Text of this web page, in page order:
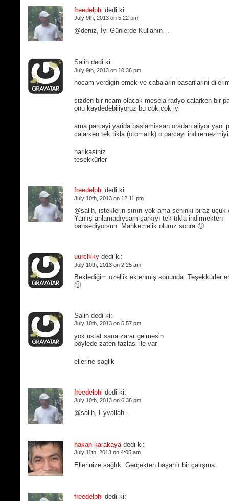
freedelphi dedi ki:
July 9th, 2013 on 5:22 pm
@deniz, İyi Günlerde Kullanın…
Salih dedi ki:
July 9th, 2013 on 10:36 pm
hocam verdigin emek ve cabalarin basarilarini
sizden bir ricam olacak mesela radyo calarken bir
onu kaydedebiliyoruz bu cok cok iyi
ama parcayi yarida baslamissan oradan aliyor yani
calarken tek tikla (otomatik) o parcayi
harikasiniz
tesekkürler
freedelphi dedi ki:
July 10th, 2013 on 12:11 pm
@salih, isteklerin sınırı yok ama seninki biraz uçuk
Yanlış anlamadıysam şarkıyı tek tıkla indirmekten
bahsediyorsun. Mahkemelik oluruz sonra 🙂
uurclkky dedi ki:
July 10th, 2013 on 2:25 am
Beklediğim özellik eklenmiş sonunda. Teşekkürler
🙂
Salih dedi ki:
July 10th, 2013 on 5:57 pm
yok üstat sana zarar gelmesin
böylede zaten fazlasi ile var
ellerine saglik
freedelphi dedi ki:
July 10th, 2013 on 6:36 pm
@salih, Eyvallah..
hakan karakayadedi ki:
July 11th, 2013 on 4:05 am
Ellerinize sağlık. Gerçekten başarılı bir çalışma.
freedelphi dedi ki: